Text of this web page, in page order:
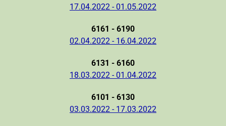
17.04.2022 - 01.05.2022
6161 - 6190
02.04.2022 - 16.04.2022
6131 - 6160
18.03.2022 - 01.04.2022
6101 - 6130
03.03.2022 - 17.03.2022